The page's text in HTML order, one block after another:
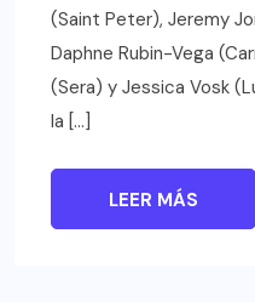
(Saint Peter), Jeremy
Daphne Rubin-Vega
(Sera) y Jessica Vosk
la […]
LEER MÁS